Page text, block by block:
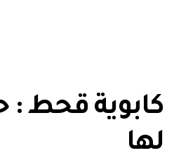
كابوية قحط :
لها